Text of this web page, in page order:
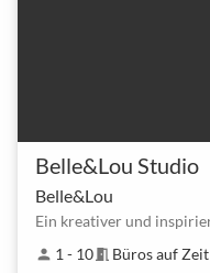
Belle&Lou Studio
Belle&Lou
person 1 - 10meeting_room Büros auf Zeit